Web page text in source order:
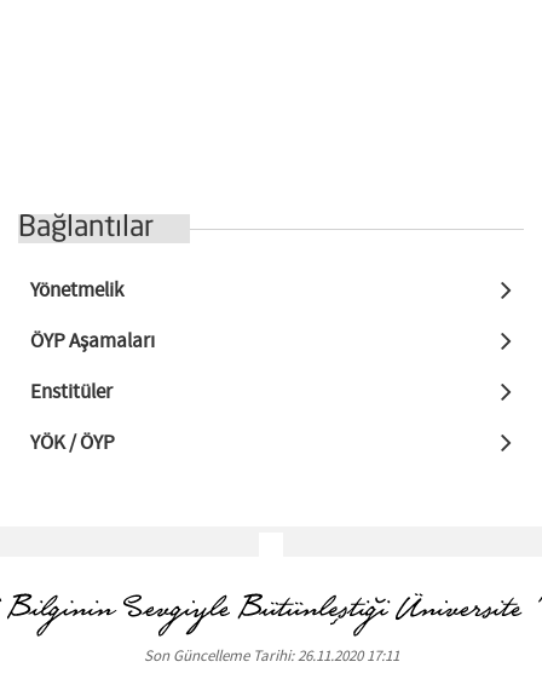
Bağlantılar
Yönetmelik
ÖYP Aşamaları
Enstitüler
YÖK / ÖYP
Son Güncelleme Tarihi: 26.11.2020 17:11